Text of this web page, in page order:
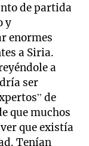
de partida
y
enormes
a Siria.
a
ser
de
que muchos
que existía
Tenían